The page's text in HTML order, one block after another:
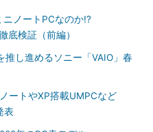
ノートPCなのか!?
検証（前編）
し進めるソニー「VAIO」春
ートやXP搭載UMPCなど
表